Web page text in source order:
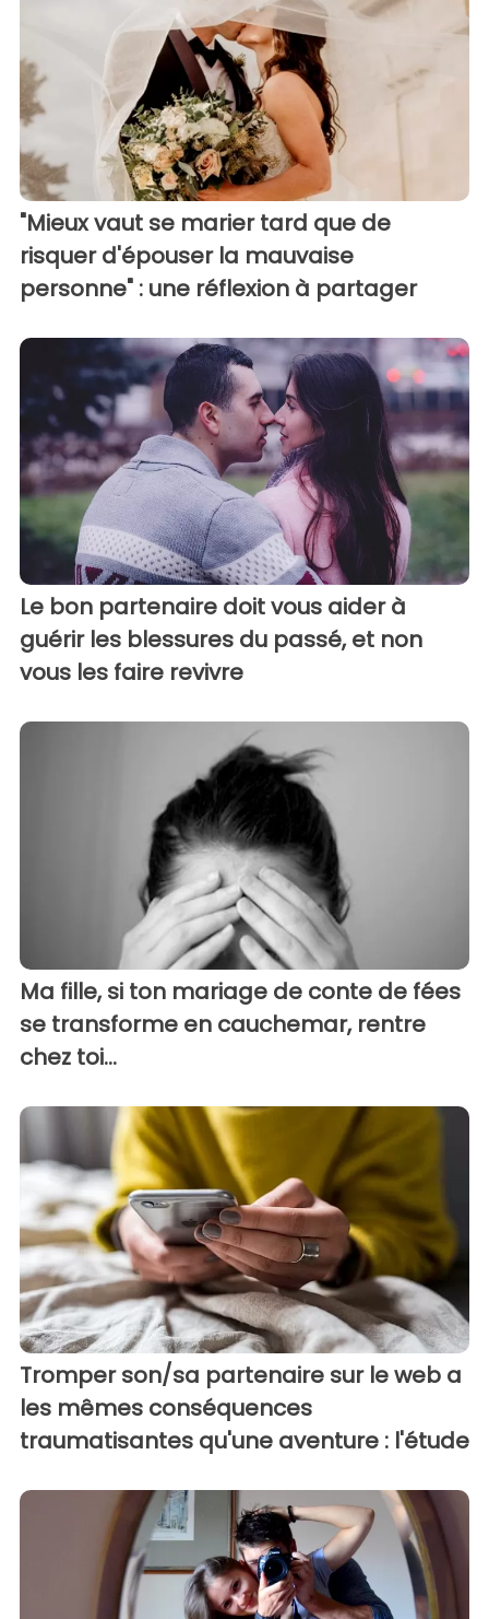
"Mieux vaut se marier tard que de
risquer d'épouser la mauvaise
personne" : une réflexion à partager
Le bon partenaire doit vous aider à
guérir les blessures du passé, et non
vous les faire revivre
Ma fille, si ton mariage de conte de fées
se transforme en cauchemar, rentre
chez toi...
Tromper son/sa partenaire sur le web a
les mêmes conséquences
traumatisantes qu'une aventure : l'étude